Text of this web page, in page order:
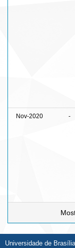
Nov-2020 -
Universidade de